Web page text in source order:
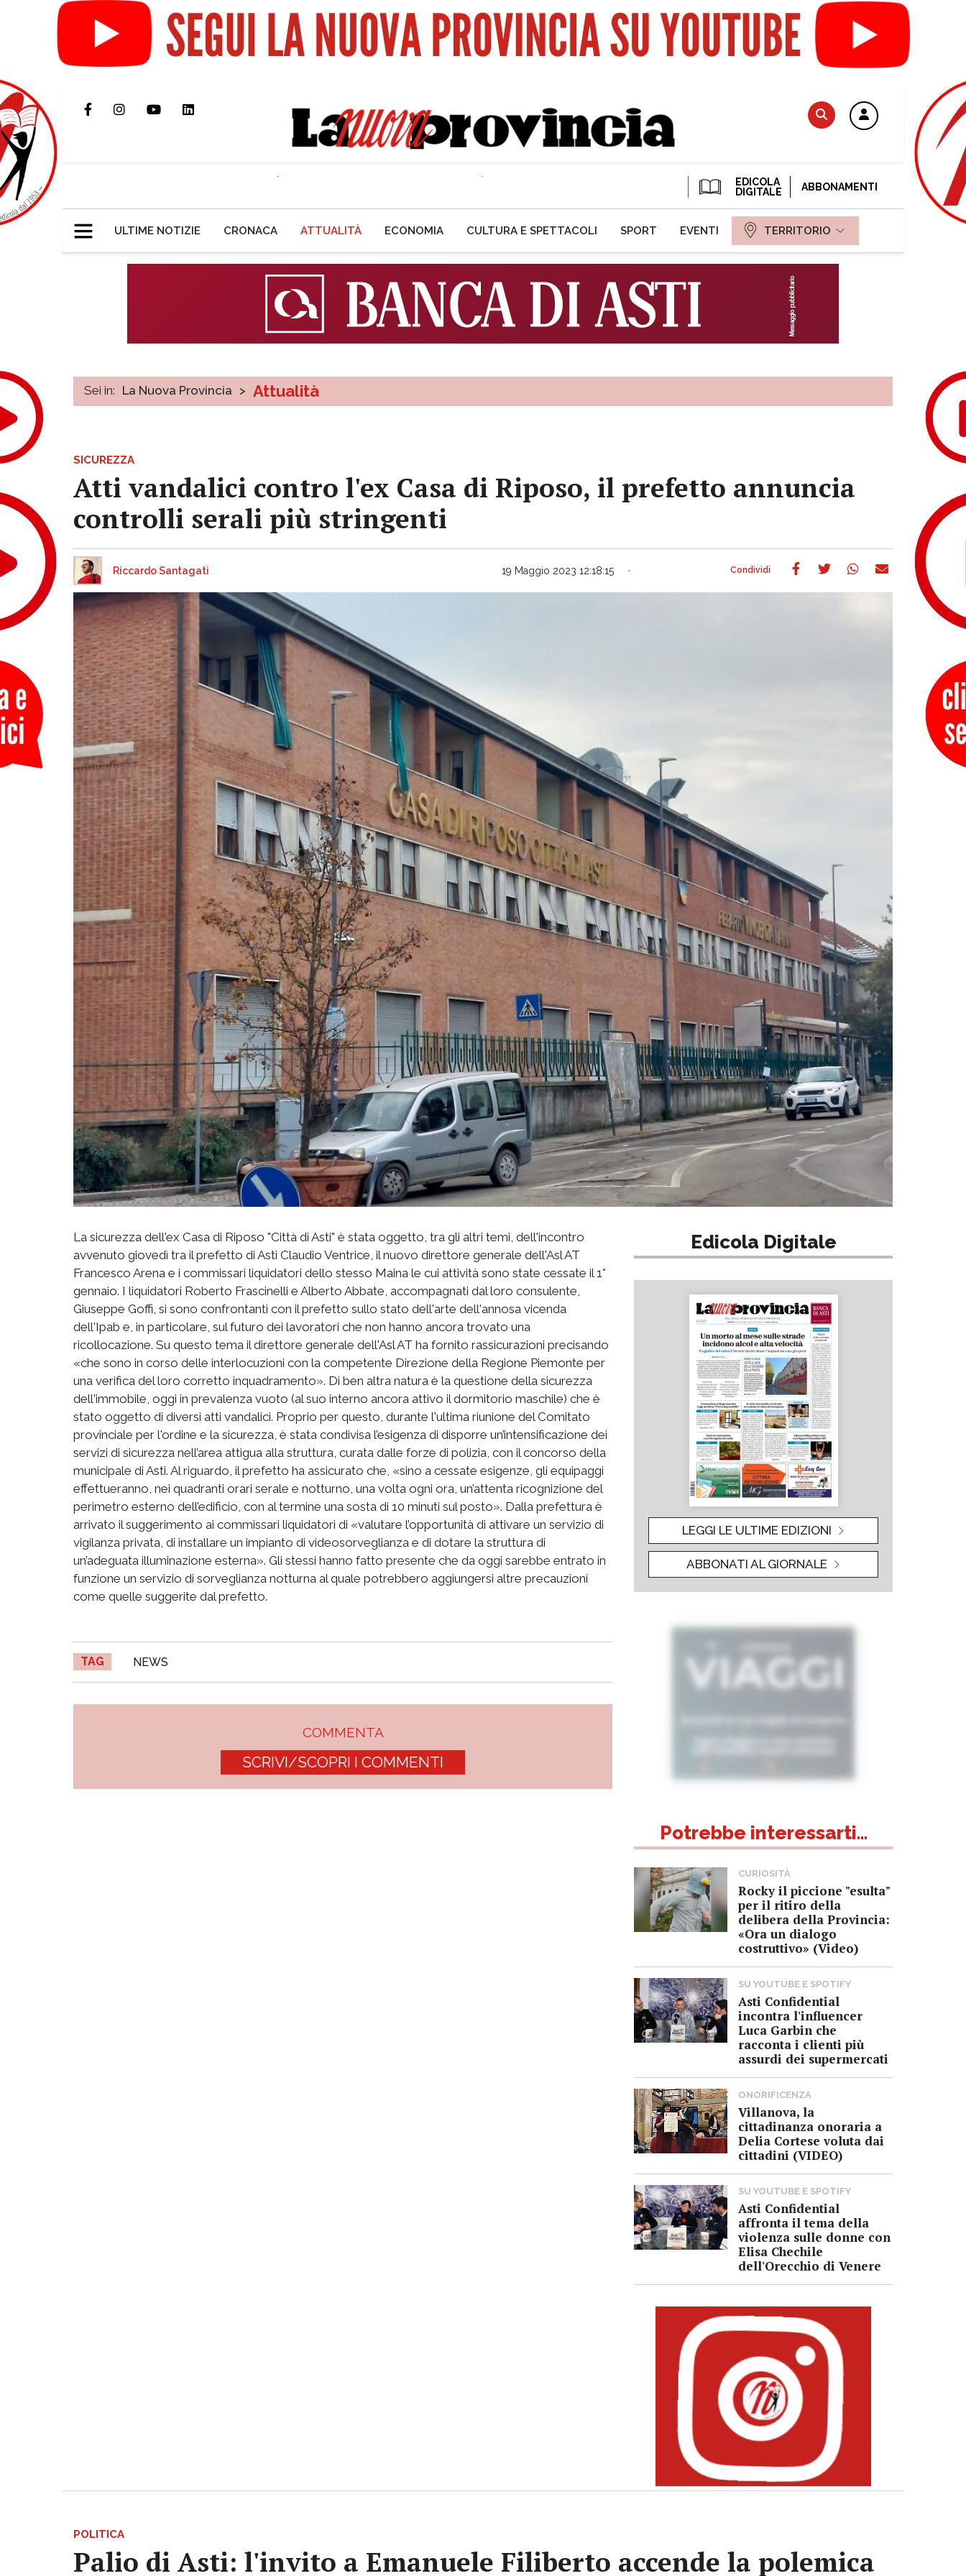
EDICOLA
DIGITALE
ABBONAMENTI
ULTIME NOTIZIE CRONACA ATTUALITÀ ECONOMIA CULTURA E SPETTACOLI SPORT EVENTI TERRITORIO
Sei in: La Nuova Provincia > Attualità
SICUREZZA
Atti vandalici contro l'ex Casa di Riposo, il prefetto annuncia
controlli serali più stringenti
Riccardo Santagati 19 Maggio 2023 12:18:15
La sicurezza dell'ex Casa di Riposo "Città di Asti" è stata oggetto, tra gli altri temi, dell'incontro
avvenuto giovedì tra il prefetto di Asti Claudio Ventrice, il nuovo direttore generale dell'Asl AT
Francesco Arena e i commissari liquidatori dello stesso Maina le cui attività sono state cessate il 1°
gennaio. I liquidatori Roberto Frascinelli e Alberto Abbate, accompagnati dal loro consulente,
Giuseppe Goffi, si sono confrontanti con il prefetto sullo stato dell'arte dell'annosa vicenda
dell'Ipab e, in particolare, sul futuro dei lavoratori che non hanno ancora trovato una
ricollocazione. Su questo tema il direttore generale dell'Asl AT ha fornito rassicurazioni precisando
«che sono in corso delle interlocuzioni con la competente Direzione della Regione Piemonte per
una verifica del loro corretto inquadramento». Di ben altra natura è la questione della sicurezza
dell'immobile, oggi in prevalenza vuoto (al suo interno ancora attivo il dormitorio maschile) che è
stato oggetto di diversi atti vandalici. Proprio per questo, durante l'ultima riunione del Comitato
provinciale per l'ordine e la sicurezza, è stata condivisa l’esigenza di disporre un’intensificazione dei
servizi di sicurezza nell’area attigua alla struttura, curata dalle forze di polizia, con il concorso della
municipale di Asti. Al riguardo, il prefetto ha assicurato che, «sino a cessate esigenze, gli equipaggi
effettueranno, nei quadranti orari serale e notturno, una volta ogni ora, un’attenta ricognizione del
perimetro esterno dell’edificio, con al termine una sosta di 10 minuti sul posto». Dalla prefettura è
arrivato il suggerimento ai commissari liquidatori di «valutare l’opportunità di attivare un servizio di
vigilanza privata, di installare un impianto di videosorveglianza e di dotare la struttura di
un’adeguata illuminazione esterna». Gli stessi hanno fatto presente che da oggi sarebbe entrato in
funzione un servizio di sorveglianza notturna al quale potrebbero aggiungersi altre precauzioni
come quelle suggerite dal prefetto.
TAG NEWS
COMMENTA
SCRIVI/SCOPRI I COMMENTI
Edicola Digitale
LEGGI LE ULTIME EDIZIONI
ABBONATI AL GIORNALE
Potrebbe interessarti...
CURIOSITÀ
Rocky il piccione "esulta"
per il ritiro della
delibera della Provincia:
«Ora un dialogo
costruttivo» (Video)
SU YOUTUBE E SPOTIFY
Asti Confidential
incontra l'influencer
Luca Garbin che
racconta i clienti più
assurdi dei supermercati
ONORIFICENZA
Villanova, la
cittadinanza onoraria a
Delia Cortese voluta dai
cittadini (VIDEO)
SU YOUTUBE E SPOTIFY
Asti Confidential
affronta il tema della
violenza sulle donne con
Elisa Chechile
dell'Orecchio di Venere
POLITICA
Palio di Asti: l'invito a Emanuele Filiberto accende la polemica